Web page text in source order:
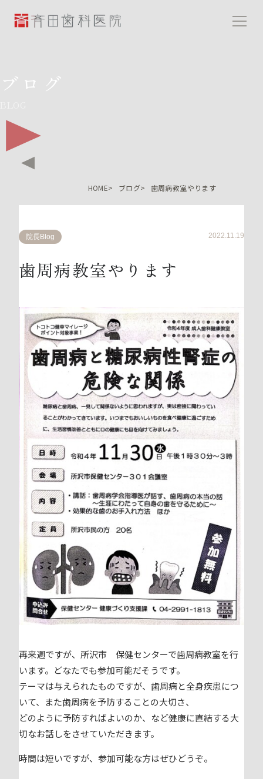
斉田歯科医院
ブログ
HOME ブログ 歯周病教室やります
院長Blog 2022.11.19
歯周病教室やります
再来週ですが、所沢市 保健センターで歯周病教室を行
います。どなたでも参加可能だそうです。
テーマは与えられたものですが、歯周病と全身疾患につ
いて、また歯周病を予防することの大切さ、
どのように予防すればよいのか、など健康に直結する大
切なお話しをさせていただきます。
時間は短いですが、参加可能な方はぜひどうぞ。